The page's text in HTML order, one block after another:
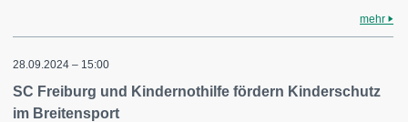
mehr
28.09.2024 – 15:00
SC Freiburg und Kindernothilfe fördern Kinderschutz
im Breitensport